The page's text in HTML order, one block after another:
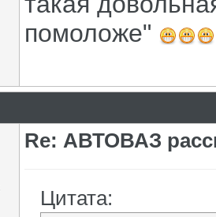
помоложе"
Re: АВТОВАЗ
Цитата: